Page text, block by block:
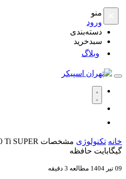
منو
ورود
دسته‌بندی
سبدخرید
وبلاگ
خانه تکنولوژی
گیگابایت حافظه
09 تیر 1404 مطالعه 3 دقیقه